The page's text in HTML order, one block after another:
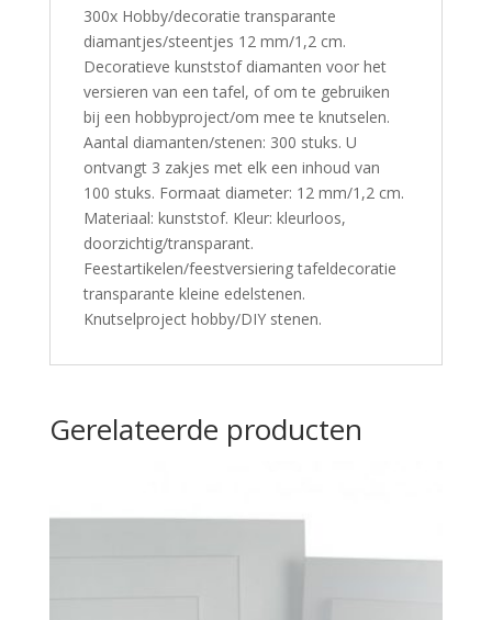
300x Hobby/decoratie transparante
diamantjes/steentjes 12 mm/1,2 cm.
Decoratieve kunststof diamanten voor het
versieren van een tafel, of om te gebruiken
bij een hobbyproject/om mee te knutselen.
Aantal diamanten/stenen: 300 stuks. U
ontvangt 3 zakjes met elk een inhoud van
100 stuks. Formaat diameter: 12 mm/1,2 cm.
Materiaal: kunststof. Kleur: kleurloos,
doorzichtig/transparant.
Feestartikelen/feestversiering tafeldecoratie
transparante kleine edelstenen.
Knutselproject hobby/DIY stenen.
Gerelateerde producten